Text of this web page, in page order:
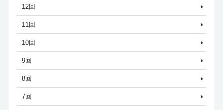
12回
11回
10回
9回
8回
7回